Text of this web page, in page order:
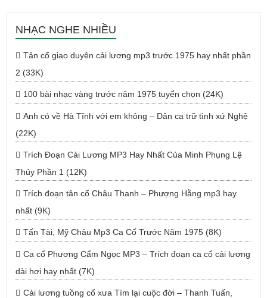
NHẠC NGHE NHIỀU
Tân cổ giao duyên cải lương mp3 trước 1975 hay nhất phần
2 (33K)
100 bài nhạc vàng trước năm 1975 tuyển chọn (24K)
Anh có về Hà Tĩnh với em không – Dân ca trữ tình xứ Nghệ
(22K)
Trích Đoạn Cải Lương MP3 Hay Nhất Của Minh Phụng Lệ
Thủy Phần 1 (12K)
Trích đoạn tân cổ Châu Thanh – Phượng Hằng mp3 hay
nhất (9K)
Tấn Tài, Mỹ Châu Mp3 Ca Cổ Trước Năm 1975 (8K)
Ca cổ Phương Cẩm Ngọc MP3 – Trích đoạn ca cổ cải lương
dài hơi hay nhất (7K)
Cải lương tuồng cổ xưa Tìm lại cuộc đời – Thanh Tuấn,